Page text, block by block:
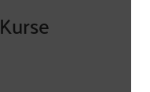
Kurse